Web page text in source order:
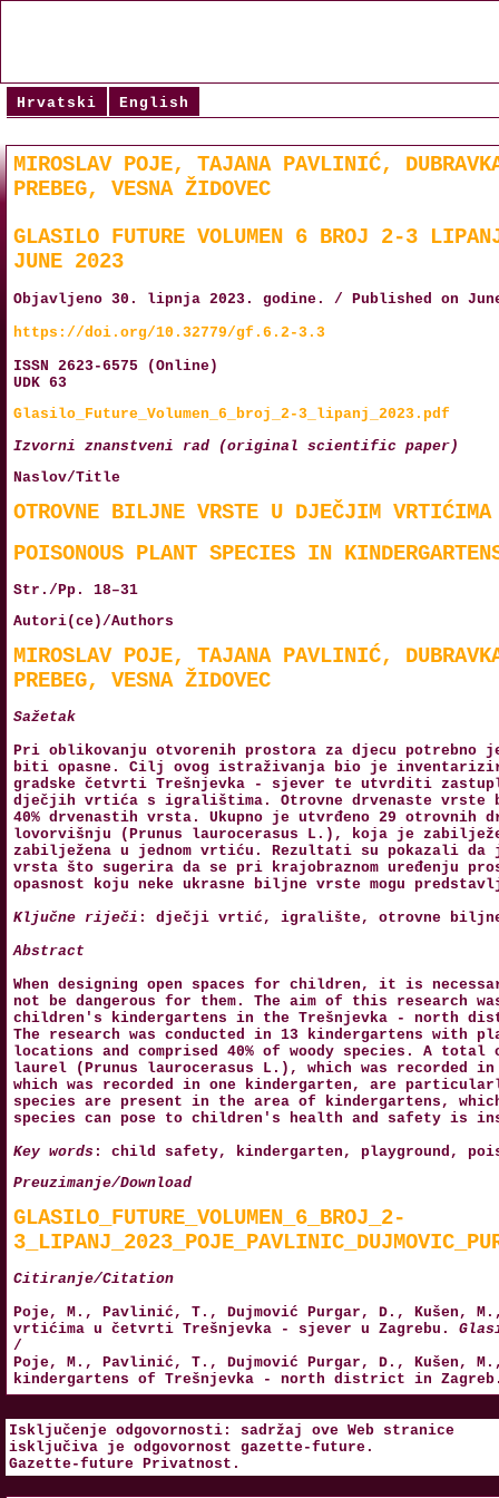
Hrvatski English
MIROSLAV POJE, TAJANA PAVLINIĆ,
PREBEG, VESNA ŽIDOVEC
GLASILO FUTURE VOLUMEN 6 BROJ 2-3
JUNE 2023
Objavljeno 30. lipnja 2023. godine. / Published on
https://doi.org/10.32779/gf.6.2-3.3
ISSN 2623-6575 (Online)
UDK 63
Glasilo_Future_Volumen_6_broj_2-3_lipanj_2023.pdf
Izvorni znanstveni rad (original scientific paper)
Naslov/Title
OTROVNE BILJNE VRSTE U DJEČJIM
POISONOUS PLANT SPECIES IN
Str./Pp. 18–31
Autori(ce)/Authors
MIROSLAV POJE, TAJANA PAVLINIĆ,
PREBEG, VESNA ŽIDOVEC
Sažetak
Pri oblikovanju otvorenih prostora za djecu
biti opasne. Cilj ovog istraživanja bio je
gradske četvrti Trešnjevka - sjever te utvrditi
dječjih vrtića s igralištima. Otrovne drvenaste vrste
40% drvenastih vrsta. Ukupno je utvrđeno 29
lovorvišnju (Prunus laurocerasus L.), koja je
zabilježena u jednom vrtiću. Rezultati su pokazali
vrsta što sugerira da se pri krajobraznom uređenju
opasnost koju neke ukrasne biljne vrste mogu
Ključne riječi : dječji vrtić, igralište, otrovne biljne
Abstract
When designing open spaces for children, it is
not be dangerous for them. The aim of this research
children's kindergartens in the Trešnjevka - north
The research was conducted in 13 kindergartens with
locations and comprised 40% of woody species. A
laurel (Prunus laurocerasus L.), which was recorded
which was recorded in one kindergarten, are
species are present in the area of kindergartens,
species can pose to children's health and safety is
Key words : child safety, kindergarten, playground,
Preuzimanje/Download
GLASILO_FUTURE_VOLUMEN_6_BROJ_2-
Citiranje/Citation
Poje, M., Pavlinić, T., Dujmović Purgar, D., Kušen,
vrtićima u četvrti Trešnjevka - sjever u Zagrebu.
/
Poje, M., Pavlinić, T., Dujmović Purgar, D., Kušen,
kindergartens of Trešnjevka - north district in
Isključenje odgovornosti: sadržaj ove Web stranice
isključiva je odgovornost gazette-future .
Gazette-future Privatnost .